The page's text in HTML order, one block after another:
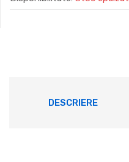
DESCRIERE